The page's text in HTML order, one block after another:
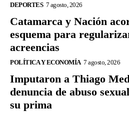
DEPORTES 7 agosto, 2026
Catamarca y Nación
esquema para
acreencias
POLÍTICA Y ECONOMÍA 7 agosto, 2026
Imputaron a Thiago
denuncia de abuso
su prima